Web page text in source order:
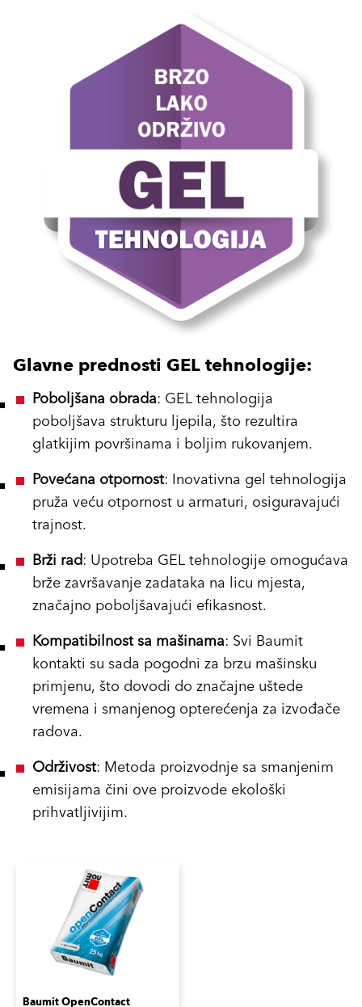
Glavne prednosti GEL tehnologije:
Poboljšana obrada: GEL tehnologija
poboljšava strukturu ljepila, što rezultira
glatkijim površinama i boljim rukovanjem.
Povećana otpornost: Inovativna gel tehnologija
pruža veću otpornost u armaturi, osiguravajući
trajnost.
Brži rad: Upotreba GEL tehnologije omogućava
brže završavanje zadataka na licu mjesta,
značajno poboljšavajući efikasnost.
Kompatibilnost sa mašinama: Svi Baumit
kontakti su sada pogodni za brzu mašinsku
primjenu, što dovodi do značajne uštede
vremena i smanjenog opterećenja za izvođače
radova.
Održivost: Metoda proizvodnje sa smanjenim
emisijama čini ove proizvode ekološki
prihvatljivijim.
Baumit OpenContact